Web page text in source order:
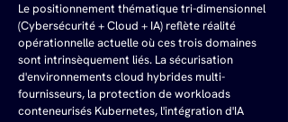
Le positionnement thématique tri-dimensionnel
(Cybersécurité + Cloud + IA) reflète réalité
opérationnelle actuelle où ces trois domaines
sont intrinsèquement liés. La sécurisation
d'environnements cloud hybrides multi-
fournisseurs, la protection de workloads
conteneurisés Kubernetes, l'intégration d'IA